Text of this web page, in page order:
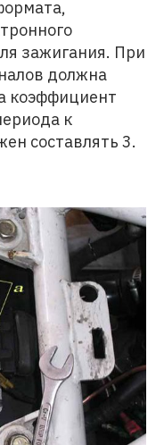
зажигания. При
должна
коэффициент
к
составлять 3.